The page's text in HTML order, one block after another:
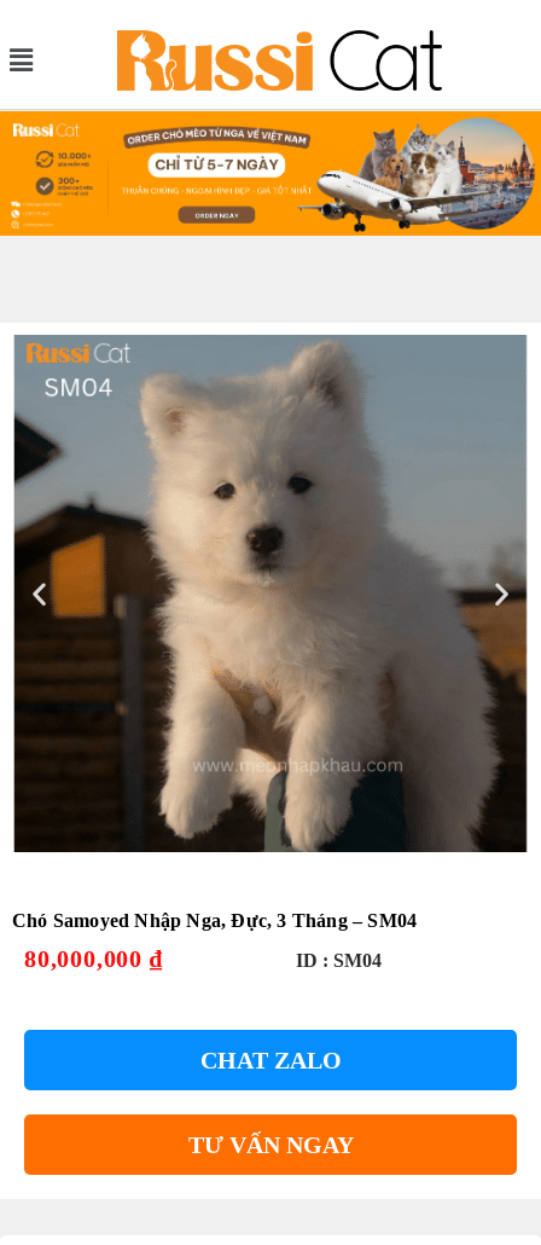
Chó Samoyed Nhập Nga, Đực, 3 Tháng – SM04
80,000,000 ₫ ID : SM04
CHAT ZALO
TƯ VẤN NGAY